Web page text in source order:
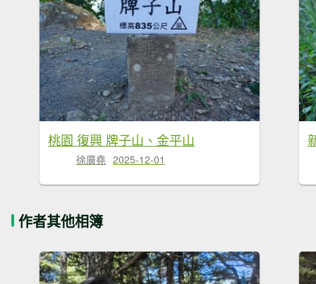
桃園 復興 牌子山、金平山
徐廣堯 2025-12-01
作者其他相簿